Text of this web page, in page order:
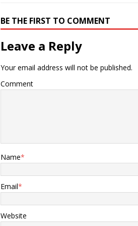
BE THE FIRST TO COMMENT
Leave a Reply
Your email address will not be published.
Comment
Name*
Email*
Website